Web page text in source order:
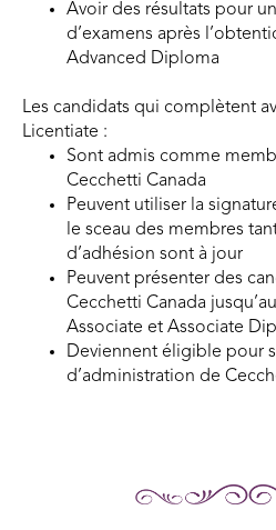
Avoir des résultats pour
d’examens après
Advanced Diploma
Les candidats qui complètent
Licentiate :
Sont admis comme
Cecchetti Canada
Peuvent utiliser la
le sceau des membres
d’adhésion sont à jour
Peuvent présenter des
Cecchetti Canada
Associate et Associate
Deviennent éligible pour
d’administration de